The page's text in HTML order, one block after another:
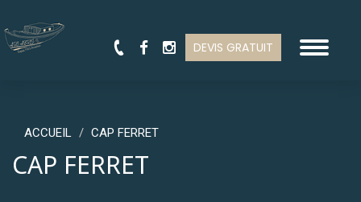
DEVIS GRATUIT
Toggle
ACCUEIL CAP FERRET
CAP FERRET